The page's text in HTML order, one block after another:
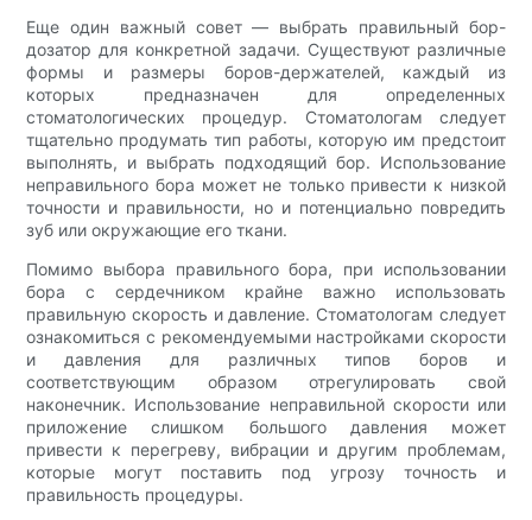
Еще один важный совет — выбрать правильный бор-
дозатор для конкретной задачи. Существуют различные
формы и размеры боров-держателей, каждый из
которых предназначен для определенных
стоматологических процедур. Стоматологам следует
тщательно продумать тип работы, которую им предстоит
выполнять, и выбрать подходящий бор. Использование
неправильного бора может не только привести к низкой
точности и правильности, но и потенциально повредить
зуб или окружающие его ткани.
Помимо выбора правильного бора, при использовании
бора с сердечником крайне важно использовать
правильную скорость и давление. Стоматологам следует
ознакомиться с рекомендуемыми настройками скорости
и давления для различных типов боров и
соответствующим образом отрегулировать свой
наконечник. Использование неправильной скорости или
приложение слишком большого давления может
привести к перегреву, вибрации и другим проблемам,
которые могут поставить под угрозу точность и
правильность процедуры.